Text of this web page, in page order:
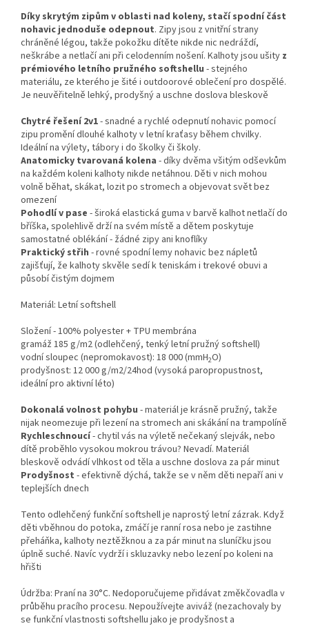
Díky skrytým zipům v oblasti nad koleny, stačí spodní část
nohavic jednoduše odepnout. Zipy jsou z vnitřní strany
chráněné légou, takže pokožku dítěte nikde nic nedráždí,
neškrábe a netlačí ani při celodenním nošení. Kalhoty jsou ušity z
prémiového letního pružného softshellu - stejného
materiálu, ze kterého je šité i outdoorové oblečení pro dospělé.
Je neuvěřitelně lehký, prodyšný a uschne doslova bleskově
Chytré řešení 2v1- snadné a rychlé odepnutí nohavic pomocí
zipu promění dlouhé kalhoty v letní kraťasy během chvilky.
Ideální na výlety, tábory i do školky či školy.
Anatomicky tvarovaná kolena - díky dvěma všitým odševkům
na každém koleni kalhoty nikde netáhnou. Děti v nich mohou
volně běhat, skákat, lozit po stromech a objevovat svět bez
omezení
Pohodlí v pase - široká elastická guma v barvě kalhot netlačí do
bříška, spolehlivě drží na svém místě a dětem poskytuje
samostatné oblékání - žádné zipy ani knoflíky
Praktický střih - rovné spodní lemy nohavic bez nápletů
zajišťují, že kalhoty skvěle sedí k teniskám i trekové obuvi a
působí čistým dojmem
Materiál: Letní softshell
Složení - 100% polyester + TPU membrána
gramáž 185 g/m2 (odlehčený, tenký letní pružný softshell)
vodní sloupec (nepromokavost): 18 000 (mmH2O)
prodyšnost: 12 000 g/m2/24hod (vysoká paropropustnost,
ideální pro aktivní léto)
Dokonalá volnost pohybu - materiál je krásně pružný, takže
nijak neomezuje při lezení na stromech ani skákání na trampolíně
Rychleschnoucí- chytil vás na výletě nečekaný slejvák, nebo
dítě proběhlo vysokou mokrou trávou? Nevadí. Materiál
bleskově odvádí vlhkost od těla a uschne doslova za pár minut
Prodyšnost - efektivně dýchá, takže se v něm děti nepaří ani v
teplejších dnech
Tento odlehčený funkční softshell je naprostý letní zázrak. Když
děti vběhnou do potoka, zmáčí je ranní rosa nebo je zastihne
přeháňka, kalhoty neztěžknou a za pár minut na sluníčku jsou
úplně suché. Navíc vydrží i skluzavky nebo lezení po koleni na
hřišti
Údržba: Praní na 30°C. Nedoporučujeme přidávat změkčovadla v
průběhu pracího procesu. Nepoužívejte aviváž (nezachovaly by
se funkční vlastnosti softshellu jako je prodyšnost a